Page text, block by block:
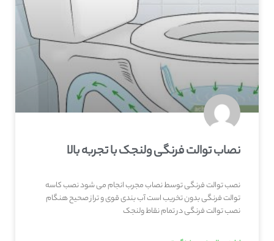
نصاب توالت فرنگی ولنجک با تجربه بالا
نصب توالت فرنگی توسط نصاب مجرب انجام می شود نصب کاسه
توالت فرنگی بدون تخریب است آب بندی قوی و تراز صحیح هنگام
نصب توالت فرنگی در تمام نقاط ولنجک